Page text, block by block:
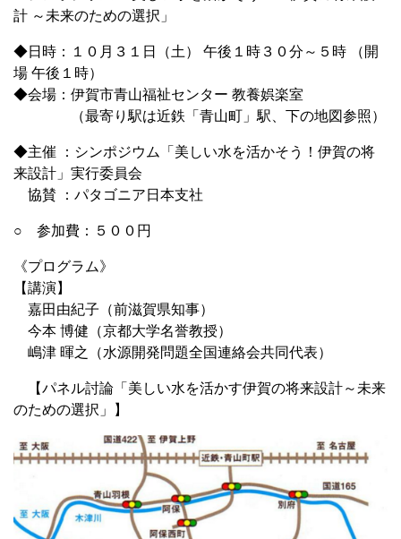
計 ～未来のための選択」
◆日時：１０月３１日（土） 午後１時３０分～５時 （開
場 午後１時）
◆会場：伊賀市青山福祉センター 教養娯楽室
（最寄り駅は近鉄「青山町」駅、下の地図参照）
◆主催 ：シンポジウム「美しい水を活かそう！伊賀の将
来設計」実行委員会
協賛 ：パタゴニア日本支社
○ 参加費：５００円
《プログラム》
【講演】
嘉田由紀子（前滋賀県知事）
今本 博健（京都大学名誉教授）
嶋津 暉之（水源開発問題全国連絡会共同代表）
【パネル討論「美しい水を活かす伊賀の将来設計～未来
のための選択」】